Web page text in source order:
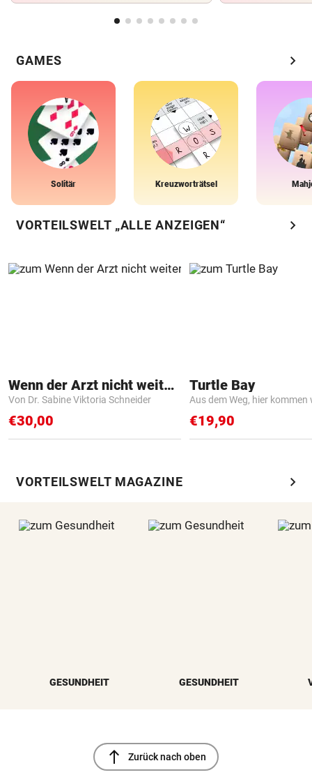
GAMES chevron_right
Solitär Kreuzworträtsel
VORTEILSWELT „ALLE ANZEIGEN“ chevron_right
Wenn der Arzt nicht weiter weiß
Von Dr. Sabine Viktoria Schneider
€30,00
Turtle Bay
Aus dem Weg, hier kommen
€19,90
VORTEILSWELT MAGAZINE chevron_right
GESUNDHEIT GESUNDHEIT
north Zurück nach oben